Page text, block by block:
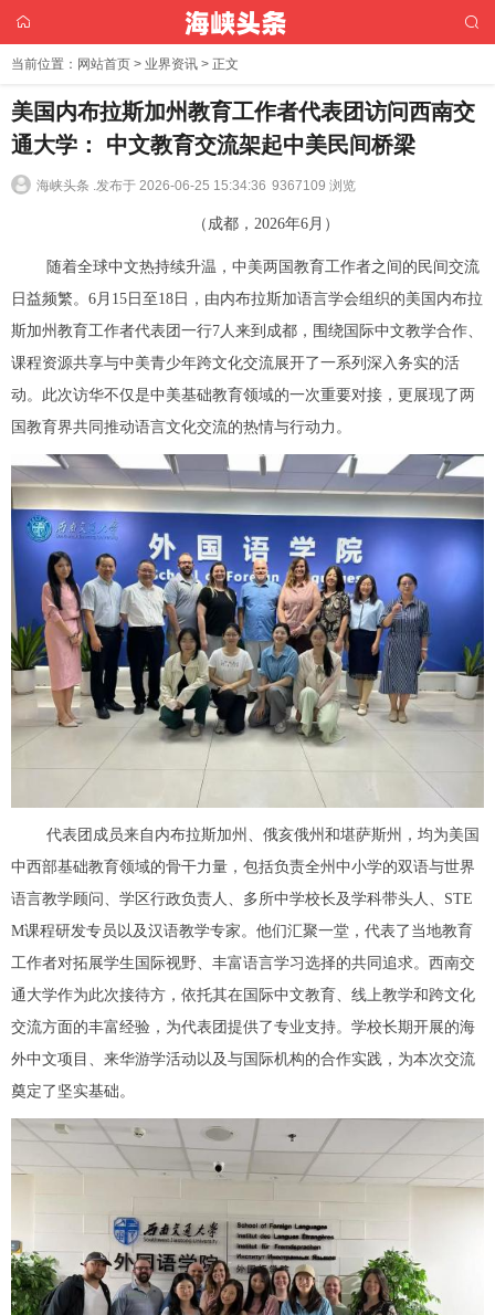
当前位置： 网站首页 > 业界资讯 > 正文
美国内布拉斯加州教育工作者代表团访问西南交
通大学： 中文教育交流架起中美民间桥梁
海峡头条 .发布于 2026-06-25 15:34:36 9367109 浏览
（成都，2026年6月）
随着全球中文热持续升温，中美两国教育工作者之间的民间交流
日益频繁。6月15日至18日，由内布拉斯加语言学会组织的美国内布拉
斯加州教育工作者代表团一行7人来到成都，围绕国际中文教学合作、
课程资源共享与中美青少年跨文化交流展开了一系列深入务实的活
动。此次访华不仅是中美基础教育领域的一次重要对接，更展现了两
国教育界共同推动语言文化交流的热情与行动力。
代表团成员来自内布拉斯加州、俄亥俄州和堪萨斯州，均为美国
中西部基础教育领域的骨干力量，包括负责全州中小学的双语与世界
语言教学顾问、学区行政负责人、多所中学校长及学科带头人、STE
M课程研发专员以及汉语教学专家。他们汇聚一堂，代表了当地教育
工作者对拓展学生国际视野、丰富语言学习选择的共同追求。西南交
通大学作为此次接待方，依托其在国际中文教育、线上教学和跨文化
交流方面的丰富经验，为代表团提供了专业支持。学校长期开展的海
外中文项目、来华游学活动以及与国际机构的合作实践，为本次交流
奠定了坚实基础。